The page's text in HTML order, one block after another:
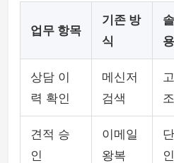
업무 항목
기존 방
식
상담 이
력 확인
메신저
검색
견적 승
인
이메일
왕복
인